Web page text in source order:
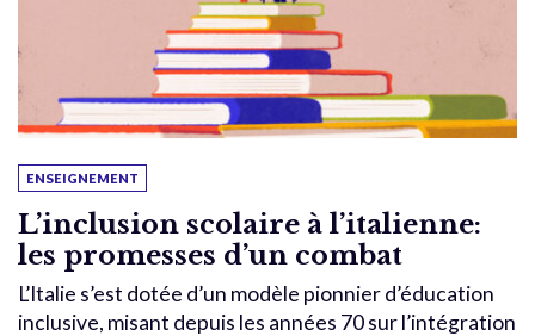
ENSEIGNEMENT
L’inclusion scolaire à l’italienne:
les promesses d’un combat
L’Italie s’est dotée d’un modèle pionnier d’éducation
inclusive, misant depuis les années 70 sur l’intégration